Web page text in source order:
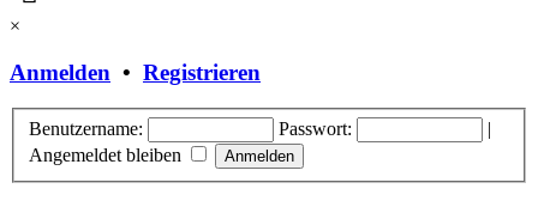
×
Anmelden • Registrieren
Benutzername: Passwort:
|
Angemeldet bleiben